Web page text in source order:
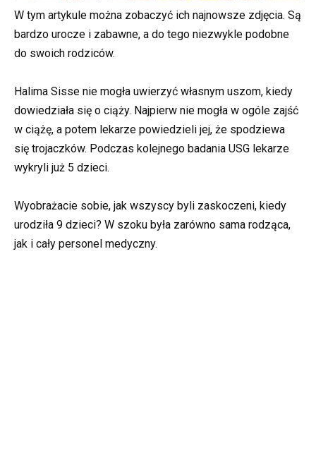
W tym artykule można zobaczyć ich najnowsze zdjęcia. Są
bardzo urocze i zabawne, a do tego niezwykle podobne
do swoich rodziców.
Halima Sisse nie mogła uwierzyć własnym uszom, kiedy
dowiedziała się o ciąży. Najpierw nie mogła w ogóle zajść
w ciążę, a potem lekarze powiedzieli jej, że spodziewa
się trojaczków. Podczas kolejnego badania USG lekarze
wykryli już 5 dzieci.
Wyobrażacie sobie, jak wszyscy byli zaskoczeni, kiedy
urodziła 9 dzieci? W szoku była zarówno sama rodząca,
jak i cały personel medyczny.